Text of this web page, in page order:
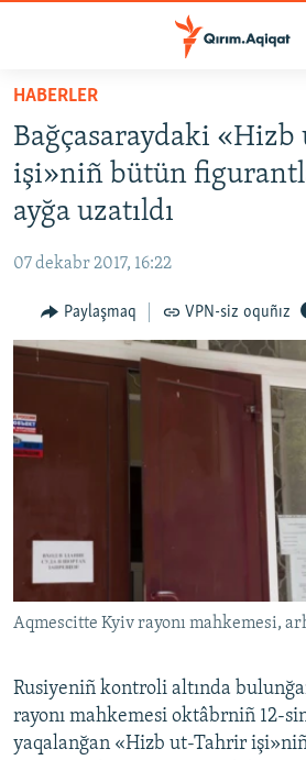
Esas
qaytmaq
Baş
navigatsiyağa
qaytmaq
Qıdıruvğa
SİYASET
İQTİSADİYAT
MEDENİYET
İNSAN AQLARI
VİDEO
BLOGLAR
Українською
QOŞULIÑIZ!
RFE/RS bütün saytları
HABERLER
Bağçasaraydaki
işi»niñ bütün
ayğa uzatıldı
07 dekabr 2017, 16:22
Paylaşmaq VPN-siz oquñız
Aqmescitte Kyiv rayonı mahkemesi,
Rusiyeniñ kontroli altında
rayonı mahkemesi oktâbrniñ 12-
yaqalanğan «Hizb ut-Tahrir